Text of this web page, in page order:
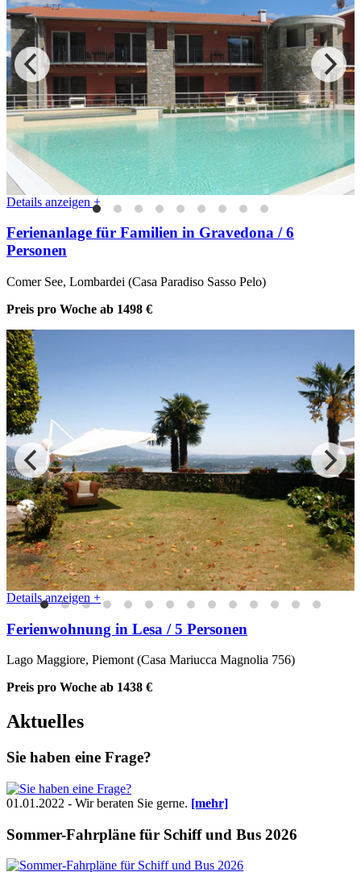
Details anzeigen +
Ferienanlage für Familien in Gravedona / 6
Personen
Comer See, Lombardei (Casa Paradiso Sasso Pelo)
Preis pro Woche ab 1498 €
Details anzeigen +
Ferienwohnung in Lesa / 5 Personen
Lago Maggiore, Piemont (Casa Mariucca Magnolia 756)
Preis pro Woche ab 1438 €
Aktuelles
Sie haben eine Frage?
01.01.2022 - Wir beraten Sie gerne. [mehr]
Sommer-Fahrpläne für Schiff und Bus 2026